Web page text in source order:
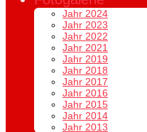
Jahr 2024
Jahr 2023
Jahr 2022
Jahr 2021
Jahr 2019
Jahr 2018
Jahr 2017
Jahr 2016
Jahr 2015
Jahr 2014
Jahr 2013